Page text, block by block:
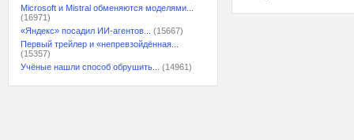
Microsoft и Mistral обменяются моделями...
(16971)
«Яндекс» посадил ИИ-агентов...
(15667)
Первый трейлер и «непревзойдённая...
(15357)
Учёные нашли способ обрушить...
(14961)